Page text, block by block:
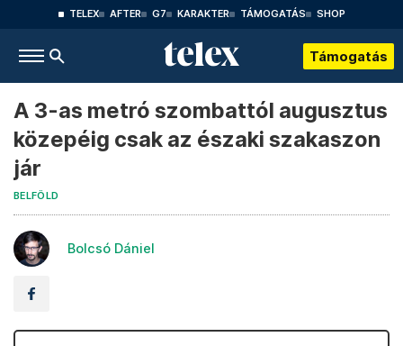
TELEX AFTER G7 KARAKTER TÁMOGATÁS SHOP
Támogatás
A 3-as metró szombattól augusztus
közepéig csak az északi szakaszon
jár
BELFÖLD
Bolcsó Dániel